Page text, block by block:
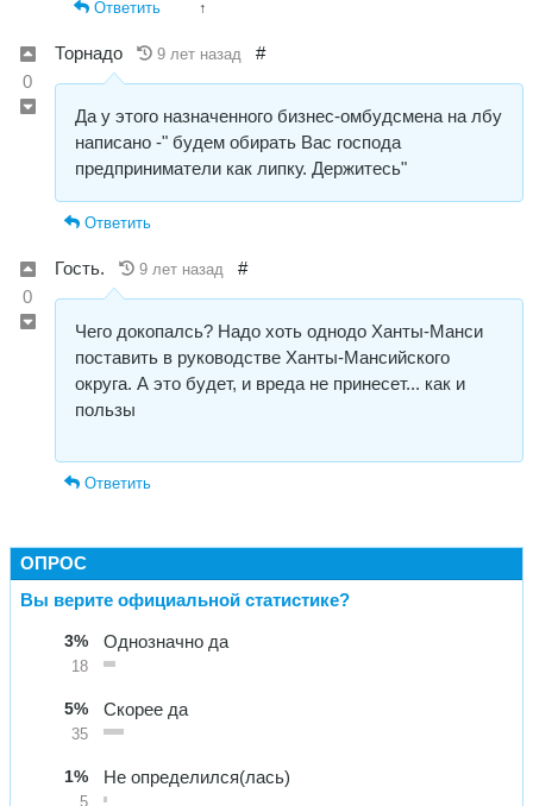
Ответить ↑
0
Торнадо 9 лет назад #
Да у этого назначенного бизнес-омбудсмена на лбу
написано -" будем обирать Вас господа
предприниматели как липку. Держитесь"
Ответить
0
Гость. 9 лет назад #
Чего докопалсь? Надо хоть однодо Ханты-Манси
поставить в руководстве Ханты-Мансийского
округа. А это будет, и вреда не принесет... как и
пользы
Ответить
ОПРОС
Вы верите официальной статистике?
3%
18
Однозначно да
5%
35
Скорее да
1%
5
Не определился(лась)